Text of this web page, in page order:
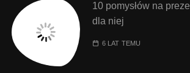
10 pomysłów na
dla niej
6 LAT TEMU